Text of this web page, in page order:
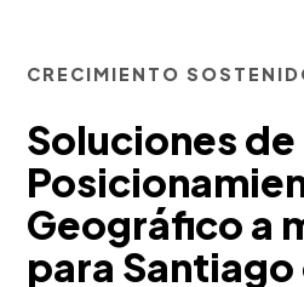
CRECIMIENTO
Soluciones de
Geográfico a
para Santiago